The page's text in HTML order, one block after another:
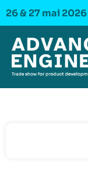
26 & 27 mai 2026